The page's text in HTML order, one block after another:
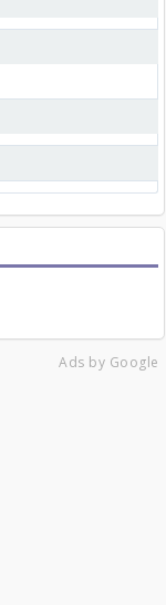
Ads by Google